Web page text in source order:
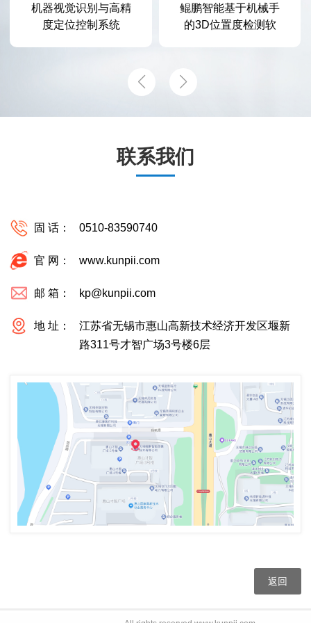
鲲鹏智能基于机械手
的3D位置度检测软
鲲鹏智能OCR字符
3D识别系统软件
联系我们
固 话： 0510-83590740
官 网： www.kunpii.com
邮 箱： kp@kunpii.com
地 址：
江苏省无锡市惠山高新技术经济开发区堰新
路311号才智广场3号楼6层
返回